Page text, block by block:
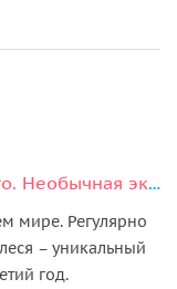
Затеряться в лабиринтах прошлого. Необычная экскурсия по Пражскому Граду
мире. Регуляpно
– уникальный
год.